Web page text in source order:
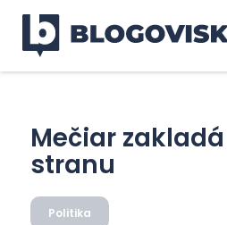
Mečiar
stranu
Politika